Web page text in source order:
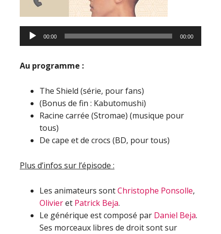
00:00 00:00
Au programme :
The Shield (série, pour fans)
(Bonus de fin : Kabutomushi)
Racine carrée (Stromae) (musique pour
tous)
De cape et de crocs (BD, pour tous)
Plus d’infos sur l’épisode :
Les animateurs sontChristophe Ponsolle,
Olivieret Patrick Beja.
Le générique est composé par Daniel Beja.
Ses morceaux libres de droit sont sur